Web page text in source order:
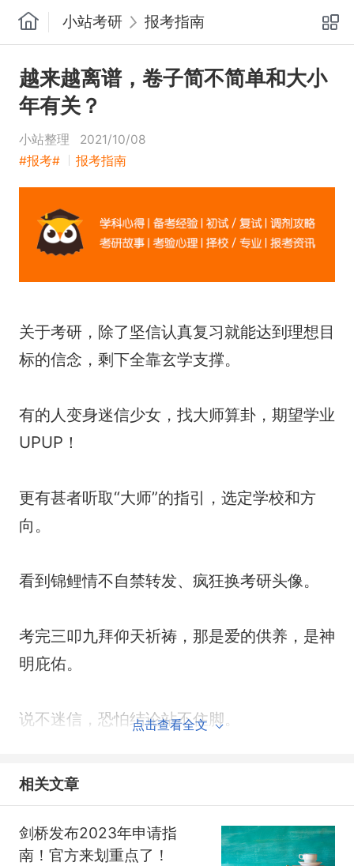
小站考研 报考指南
越来越离谱，卷子简不简单和大小
年有关？
小站整理
2021/10/08
#报考#
报考指南
关于考研，除了坚信认真复习就能达到理想目
标的信念，剩下全靠玄学支撑。
有的人变身迷信少女，找大师算卦，期望学业
UPUP！
更有甚者听取“大师”的指引，选定学校和方
向。
看到锦鲤情不自禁转发、疯狂换考研头像。
考完三叩九拜仰天祈祷，那是爱的供养，是神
明庇佑。
说不迷信，恐怕结论站不住脚。
但有些迷信真的很“真”。
比如“水旱区”“大小年”。
点击查看全文
相关文章
剑桥发布2023年申请指
南！官方来划重点了！